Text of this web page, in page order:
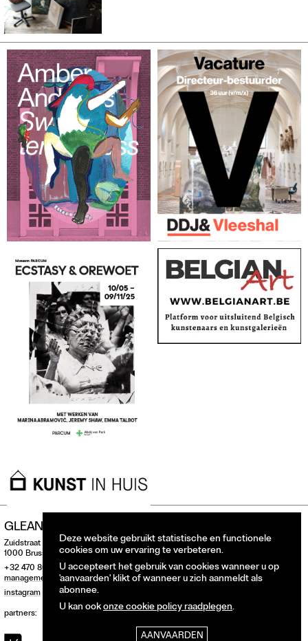
GLEAN
Zuidstraat 146
1000 Brussel, België
+32 470 860 275
management@glean.art
instagram
partners:
Deze website gebruikt statistische en functionele
cookies om uw ervaring te verbeteren.
U accepteert het gebruik van cookies wanneer u op
'aanvaarden' klikt of wanneer u zich aanmeldt als
abonnee.
U kan ookonze cookie policy raadplegen.
AANVAARDEN